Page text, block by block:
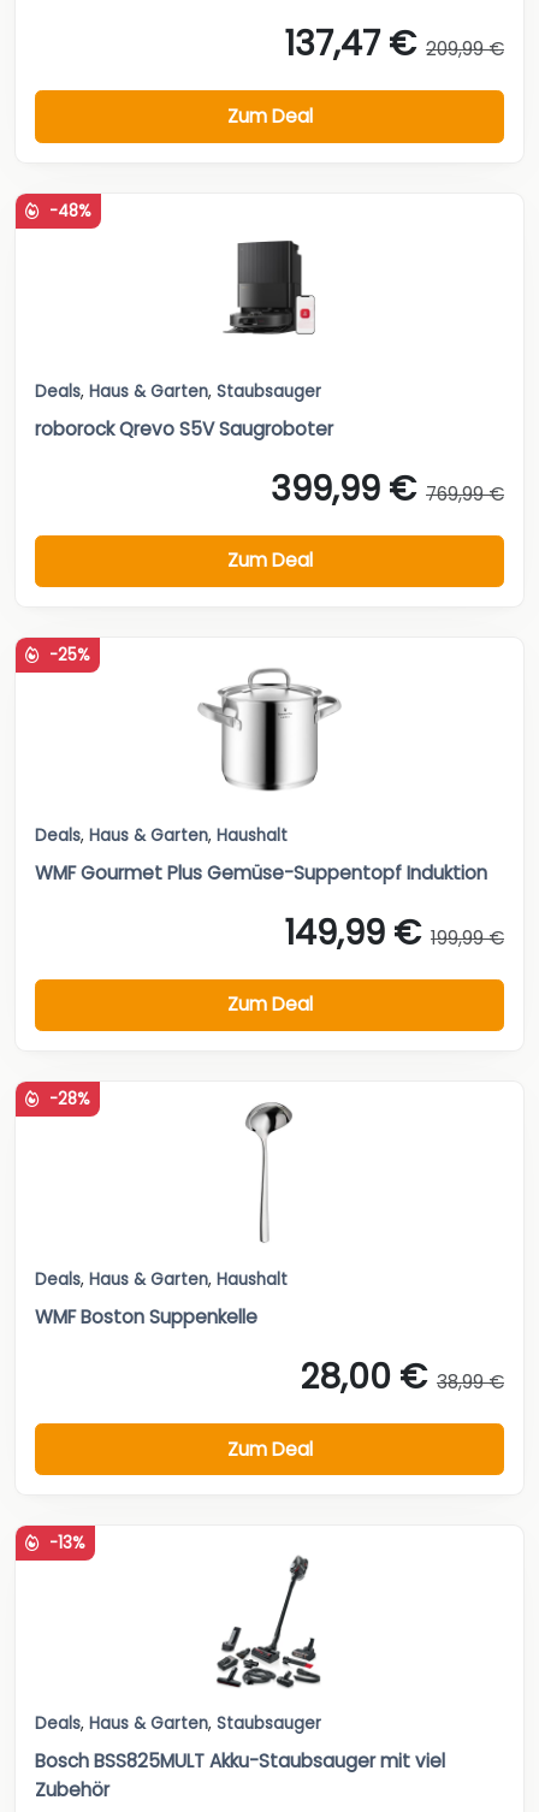
137,47 € 209,99 €
Zum Deal
-48%
Deals, Haus & Garten, Staubsauger
roborock Qrevo S5V Saugroboter
399,99 € 769,99 €
Zum Deal
-25%
Deals, Haus & Garten, Haushalt
WMF Gourmet Plus Gemüse-Suppentopf Induktion
149,99 € 199,99 €
Zum Deal
-28%
Deals, Haus & Garten, Haushalt
WMF Boston Suppenkelle
28,00 € 38,99 €
Zum Deal
-13%
Deals, Haus & Garten, Staubsauger
Bosch BSS825MULT Akku-Staubsauger mit viel
Zubehör